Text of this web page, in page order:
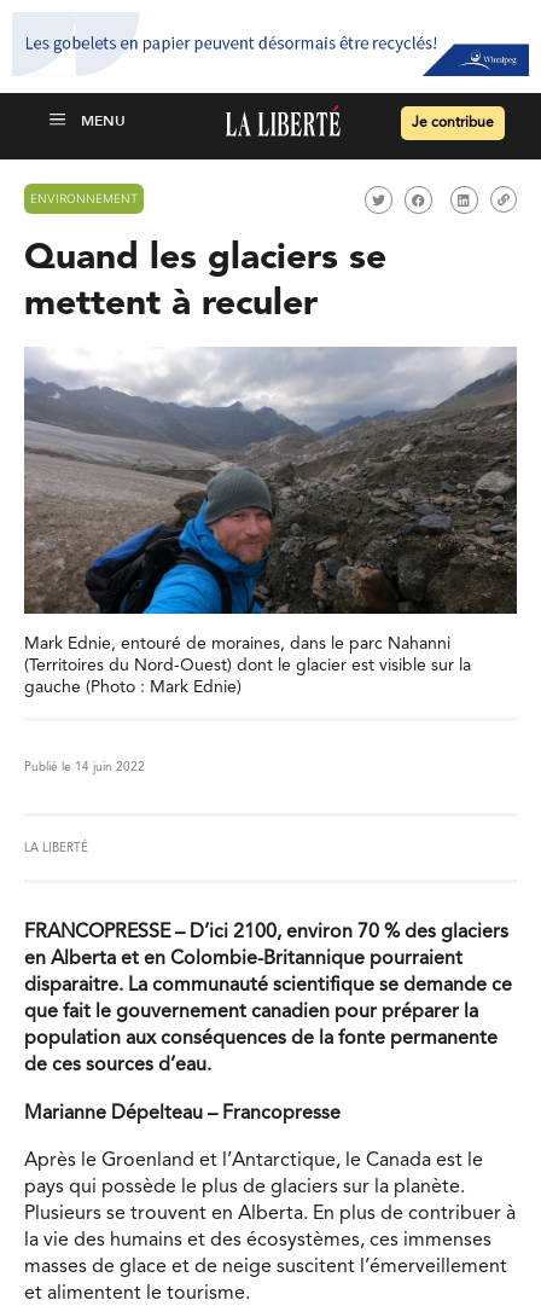
Je contribue
ENVIRONNEMENT
Quand les glaciers se
mettent à reculer
Mark Ednie, entouré de moraines, dans le parc Nahanni
(Territoires du Nord-Ouest) dont le glacier est visible sur la
gauche (Photo : Mark Ednie)
Publié le 14 juin 2022
LA LIBERTÉ
FRANCOPRESSE – D’ici 2100, environ 70 % des glaciers
en Alberta et en Colombie-Britannique pourraient
disparaitre. La communauté scientifique se demande ce
que fait le gouvernement canadien pour préparer la
population aux conséquences de la fonte permanente
de ces sources d’eau.
Marianne Dépelteau – Francopresse
Après le Groenland et l’Antarctique, le Canada est le
pays qui possède le plus de glaciers sur la planète.
Plusieurs se trouvent en Alberta. En plus de contribuer à
la vie des humains et des écosystèmes, ces immenses
masses de glace et de neige suscitent l’émerveillement
et alimentent le tourisme.